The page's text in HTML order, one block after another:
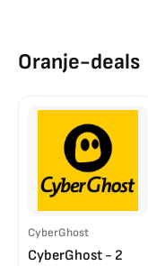
Oranje-deals
CyberGhost
CyberGhost - 2